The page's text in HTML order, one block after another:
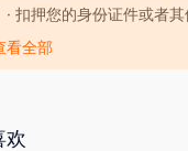
“用工程智慧创造美好生活
· 扣押您的身份证件或者其
· 要求您提供担保人、担
· 强迫您入股或者向您集
· 发布虚假招聘广告信息；
看全部
欢